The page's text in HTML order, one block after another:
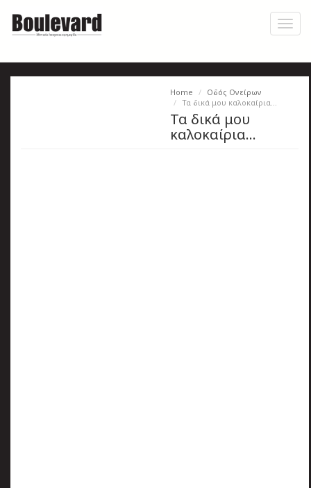
main
Home
Οδός Ονείρων
Τα δικά μου καλοκαίρια…
Τα δικά μου
καλοκαίρια…